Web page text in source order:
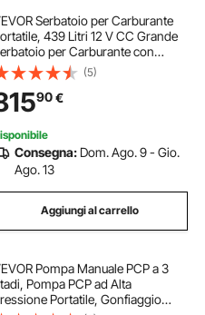
Serbatoio per Carburante
439 Litri 12 V CC Grande
per Carburante con
Pompa a Trasferimento Rosso per
Trattori, Navi, Camper,
all'Aperto, Industrie Edili
(5)
90€
Consegna: Dom. Ago. 9 - Gio.
Ago. 13
Aggiungi al carrello
Pompa Manuale PCP a 3
Pompa PCP ad Alta
Portatile, Gonfiaggio